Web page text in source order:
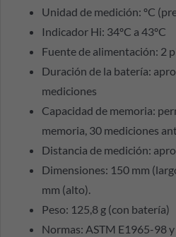
Unidad de medición: ºC
Indicador Hi: 34ºC a 43ºC
Fuente de alimentación: 2
Duración de la batería:
mediciones
Capacidad de memoria:
memoria, 30 mediciones
Distancia de medición:
Dimensiones: 150 mm
mm (alto).
Peso: 125,8 g (con batería)
Normas: ASTM E1965-98